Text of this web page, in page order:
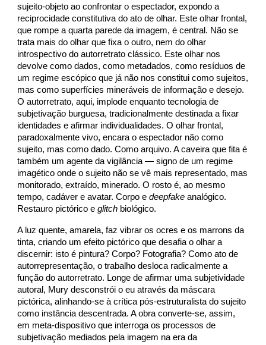
sujeito-objeto ao confrontar o espectador, expondo a
reciprocidade constitutiva do ato de olhar. Este olhar frontal,
que rompe a quarta parede da imagem, é central. Não se
trata mais do olhar que fixa o outro, nem do olhar
introspectivo do autorretrato clássico. Este olhar nos
devolve como dados, como metadados, como resíduos de
um regime escópico que já não nos constitui como sujeitos,
mas como superfícies mineráveis de informação e desejo.
O autorretrato, aqui, implode enquanto tecnologia de
subjetivação burguesa, tradicionalmente destinada a fixar
identidades e afirmar individualidades. O olhar frontal,
paradoxalmente vivo, encara o espectador não como
sujeito, mas como dado. Como arquivo. A caveira que fita é
também um agente da vigilância — signo de um regime
imagético onde o sujeito não se vê mais representado, mas
monitorado, extraído, minerado. O rosto é, ao mesmo
tempo, cadáver e avatar. Corpo edeepfake analógico.
Restauro pictórico eglitch biológico.
A luz quente, amarela, faz vibrar os ocres e os marrons da
tinta, criando um efeito pictórico que desafia o olhar a
discernir: isto é pintura? Corpo? Fotografia? Como ato de
autorrepresentação, o trabalho desloca radicalmente a
função do autorretrato. Longe de afirmar uma subjetividade
autoral, Mury desconstrói o eu através da máscara
pictórica, alinhando-se à crítica pós-estruturalista do sujeito
como instância descentrada. A obra converte-se, assim,
em meta-dispositivo que interroga os processos de
subjetivação mediados pela imagem na era da